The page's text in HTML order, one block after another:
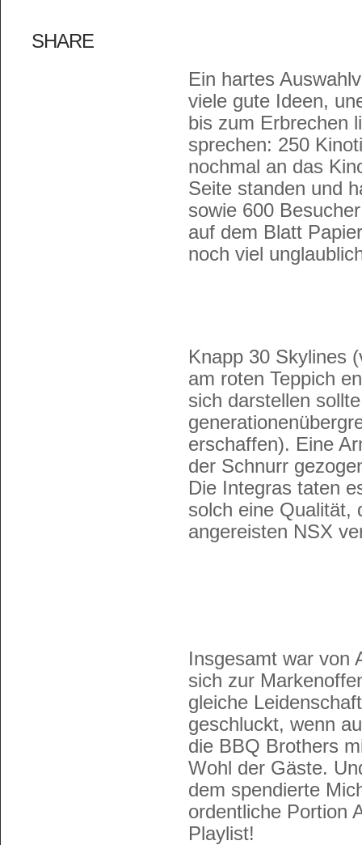
SHARE
Ein hartes
viele gute Ideen,
bis zum Erbrechen
sprechen: 250
nochmal an das
Seite standen und
sowie 600
auf dem Blatt
noch viel
Knapp 30 Skylines
am roten Teppich
sich darstellen
erschaffen). Eine
der Schnurr
Die Integras taten
solch eine Qualität,
angereisten NSX
Insgesamt war von
sich zur
gleiche
geschluckt, wenn
die BBQ Brothers
Wohl der Gäste.
dem spendierte
ordentliche Portion
Playlist!